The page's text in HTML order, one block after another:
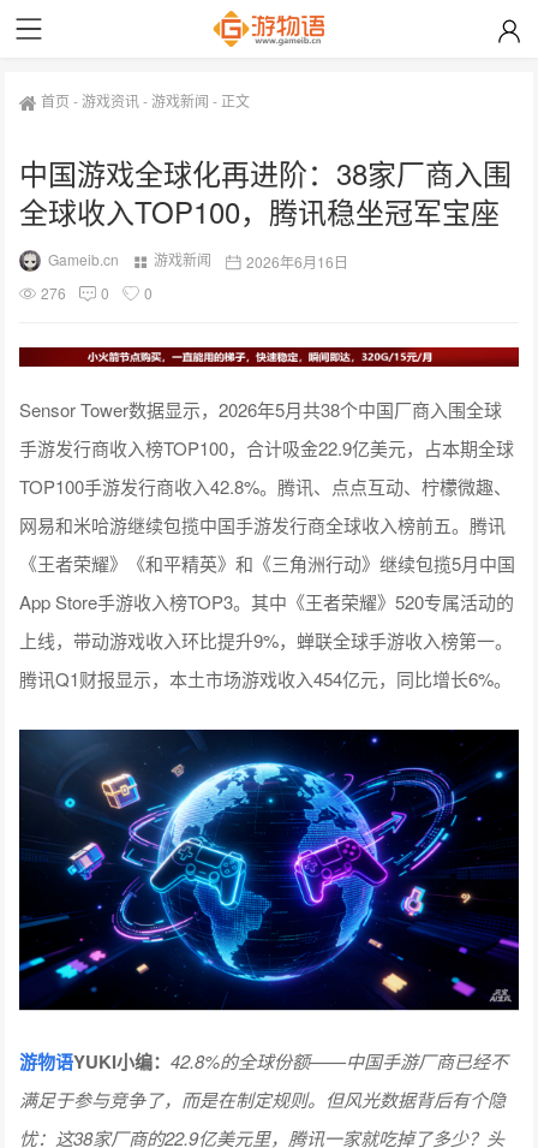
首页 -游戏资讯-游戏新闻 - 正文
中国游戏全球化再进阶：38家厂商入围
全球收入TOP100，腾讯稳坐冠军宝座
Gameib.cn 游戏新闻
2026年6月16日
276
0 0
Sensor Tower数据显示，2026年5月共38个中国厂商入围全球
手游发行商收入榜TOP100，合计吸金22.9亿美元，占本期全球
TOP100手游发行商收入42.8%。腾讯、点点互动、柠檬微趣、
网易和米哈游继续包揽中国手游发行商全球收入榜前五。腾讯
《王者荣耀》《和平精英》和《三角洲行动》继续包揽5月中国
App Store手游收入榜TOP3。其中《王者荣耀》520专属活动的
上线，带动游戏收入环比提升9%，蝉联全球手游收入榜第一。
腾讯Q1财报显示，本土市场游戏收入454亿元，同比增长6%。
游物语YUKI小编：42.8%的全球份额——中国手游厂商已经不
满足于参与竞争了，而是在制定规则。但风光数据背后有个隐
忧：这38家厂商的22.9亿美元里，腾讯一家就吃掉了多少？头